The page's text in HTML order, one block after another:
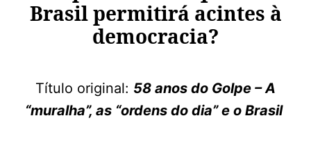
Brasil permitirá acintes à
democracia?
Título original: 58 anos do Golpe – A
“muralha”, as “ordens do dia” e o Brasil